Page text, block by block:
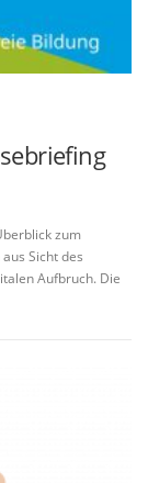
zum
Sicht des
Aufbruch. Die